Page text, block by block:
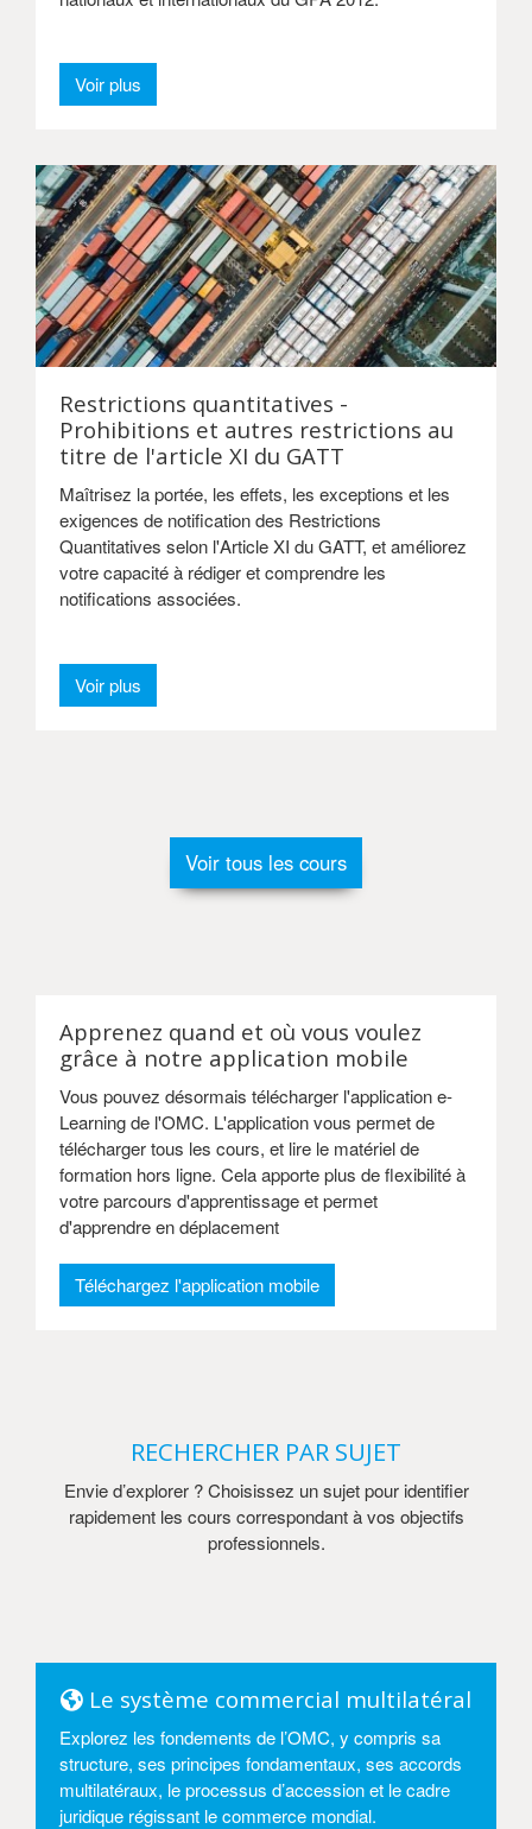
Voir plus
Restrictions quantitatives -
Prohibitions et autres restrictions au
titre de l'article XI du GATT
Maîtrisez la portée, les effets, les exceptions et les
exigences de notification des Restrictions
Quantitatives selon l'Article XI du GATT, et améliorez
votre capacité à rédiger et comprendre les
notifications associées.
Voir plus
Voir tous les cours
Apprenez quand et où vous voulez
grâce à notre application mobile
Vous pouvez désormais télécharger l'application e-
Learning de l'OMC. L'application vous permet de
télécharger tous les cours, et lire le matériel de
formation hors ligne. Cela apporte plus de flexibilité à
votre parcours d'apprentissage et permet
d'apprendre en déplacement
Téléchargez l'application mobile
RECHERCHER PAR SUJET
Envie d’explorer ? Choisissez un sujet pour identifier
rapidement les cours correspondant à vos objectifs
professionnels.
Le système commercial multilatéral
Explorez les fondements de l’OMC, y compris sa
structure, ses principes fondamentaux, ses accords
multilatéraux, le processus d’accession et le cadre
juridique régissant le commerce mondial.